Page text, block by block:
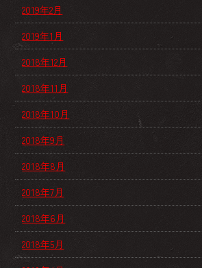
2019年2月
2019年1月
2018年12月
2018年11月
2018年10月
2018年9月
2018年8月
2018年7月
2018年6月
2018年5月